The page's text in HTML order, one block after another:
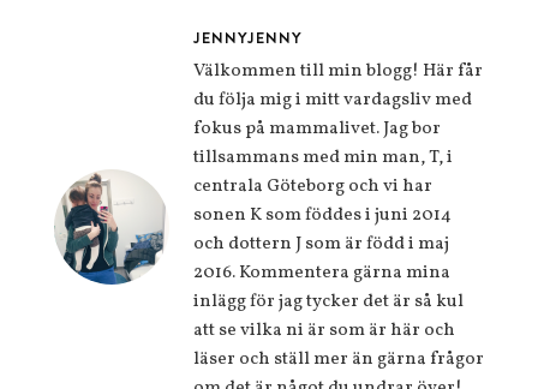
JENNYJENNY
Välkommen till min blogg! Här får
du följa mig i mitt vardagsliv med
fokus på mammalivet. Jag bor
tillsammans med min man, T, i
centrala Göteborg och vi har
sonen K som föddes i juni 2014
och dottern J som är född i maj
2016. Kommentera gärna mina
inlägg för jag tycker det är så kul
att se vilka ni är som är här och
läser och ställ mer än gärna frågor